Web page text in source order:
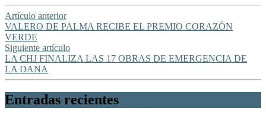
Artículo anterior
VALERO DE PALMA RECIBE EL PREMIO CORAZÓN
VERDE
Siguiente artículo
LA CHJ FINALIZA LAS 17 OBRAS DE EMERGENCIA DE
LA DANA
Entradas recientes